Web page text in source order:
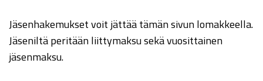
Jäsenhakemukset voit jättää tämän sivun lomakkeella.
Jäseniltä peritään liittymaksu sekä vuosittainen
jäsenmaksu.